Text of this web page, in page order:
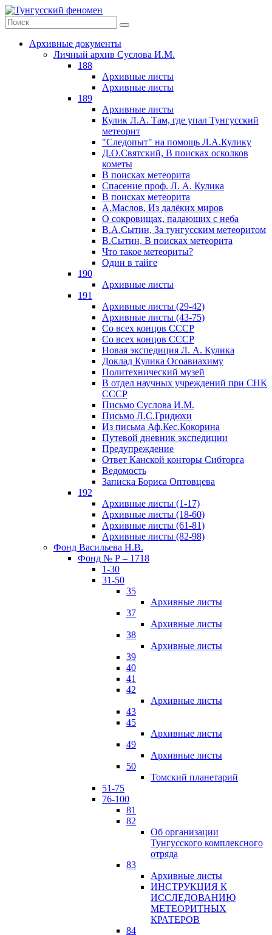
Архивные документы
Личный архив Суслова И.М.
188
Архивные листы
Архивные листы
189
Архивные листы
Кулик Л.А. Там, где упал Тунгусский
метеорит
"Следопыт" на помощь Л.А.Кулику
Д.О.Святский, В поисках осколков
кометы
В поисках метеорита
Спасение проф. Л. А. Кулика
В поисках метеорита
А.Маслов, Из далёких миров
О сокровищах, падающих с неба
В.А.Сытин, За тунгусским метеоритом
В.Сытин, В поисках метеорита
Что такое метеориты?
Один в тайге
190
Архивные листы
191
Архивные листы (29-42)
Архивные листы (43-75)
Со всех концов СССР
Со всех концов СССР
Новая экспедиция Л. А. Кулика
Доклад Кулика Осоавиахиму
Политехнический музей
В отдел научных учреждений при СНК
СССР
Письмо Суслова И.М.
Письмо Л.С.Гридюхи
Из письма Аф.Кес.Кокорина
Путевой дневник экспедиции
Предупреждение
Ответ Канской конторы Сибторга
Ведомость
Записка Бориса Оптовцева
192
Архивные листы (1-17)
Архивные листы (18-60)
Архивные листы (61-81)
Архивные листы (82-98)
Фонд Васильева Н.В.
Фонд № Р – 1718
1-30
31-50
35
Архивные листы
37
Архивные листы
38
Архивные листы
39
40
41
42
Архивные листы
43
45
Архивные листы
49
Архивные листы
50
Томский планетарий
51-75
76-100
81
82
Об организации
Тунгусского комплексного
отряда
83
Архивные листы
ИНСТРУКЦИЯ К
ИССЛЕДОВАНИЮ
МЕТЕОРИТНЫХ
КРАТЕРОВ
84